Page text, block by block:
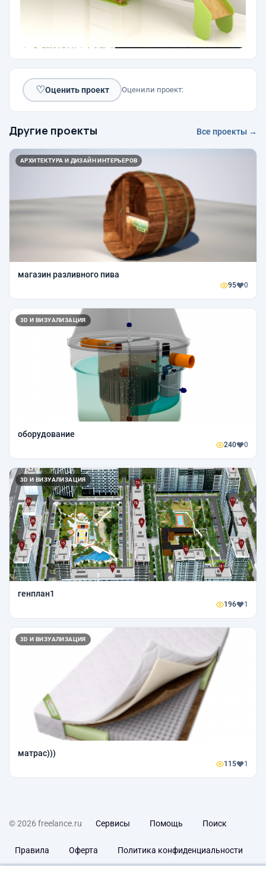
♡Оценить проект Оценили проект:
Другие проекты Все проекты →
АРХИТЕКТУРА И ДИЗАЙН ИНТЕРЬЕРОВ
магазин разливного пива
95 0
3D И ВИЗУАЛИЗАЦИЯ
оборудование
240 0
3D И ВИЗУАЛИЗАЦИЯ
генплан1
196 1
3D И ВИЗУАЛИЗАЦИЯ
матрас)))
115 1
© 2026 freelance.ru Сервисы Помощь Поиск
Правила Оферта Политика конфиденциальности